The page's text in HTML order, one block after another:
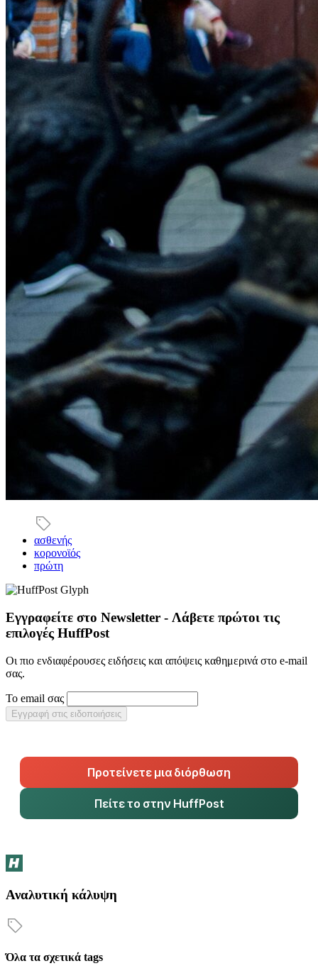
ασθενής
κορονοϊός
πρώτη
Εγγραφείτε στο Newsletter - Λάβετε πρώτοι τις
επιλογές HuffPost
Οι πιο ενδιαφέρουσες ειδήσεις και απόψεις καθημερινά στο e-mail
σας.
Το email σας
Εγγραφή στις ειδοποιήσεις
Προτείνετε μια διόρθωση
Πείτε το στην HuffPost
Αναλυτική κάλυψη
Όλα τα σχετικά tags